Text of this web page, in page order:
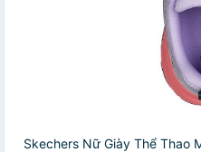
Skechers Nữ Giày Thể Thao